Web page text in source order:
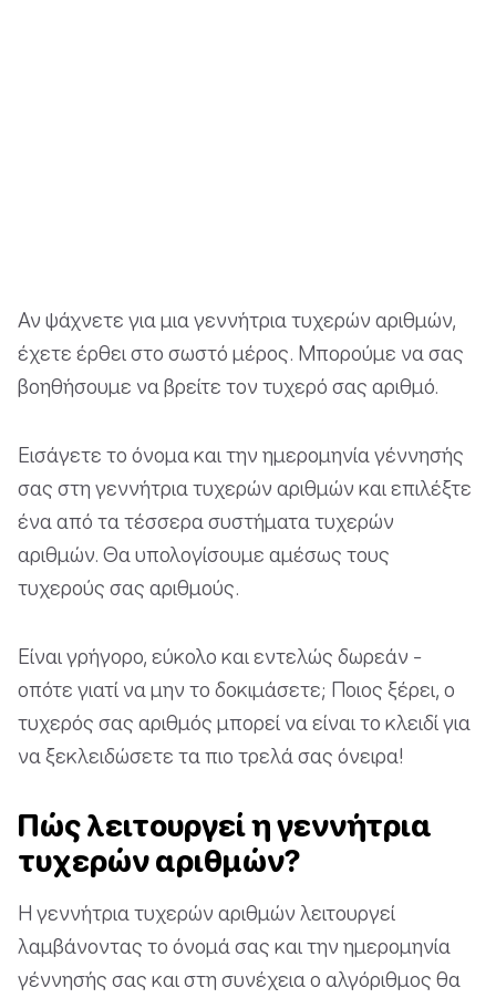
Αν ψάχνετε για μια γεννήτρια τυχερών αριθμών,
έχετε έρθει στο σωστό μέρος. Μπορούμε να σας
βοηθήσουμε να βρείτε τον τυχερό σας αριθμό.
Εισάγετε το όνομα και την ημερομηνία γέννησής
σας στη γεννήτρια τυχερών αριθμών και επιλέξτε
ένα από τα τέσσερα συστήματα τυχερών
αριθμών. Θα υπολογίσουμε αμέσως τους
τυχερούς σας αριθμούς.
Είναι γρήγορο, εύκολο και εντελώς δωρεάν -
οπότε γιατί να μην το δοκιμάσετε; Ποιος ξέρει, ο
τυχερός σας αριθμός μπορεί να είναι το κλειδί για
να ξεκλειδώσετε τα πιο τρελά σας όνειρα!
Πώς λειτουργεί η γεννήτρια
τυχερών αριθμών?
Η γεννήτρια τυχερών αριθμών λειτουργεί
λαμβάνοντας το όνομά σας και την ημερομηνία
γέννησής σας και στη συνέχεια ο αλγόριθμος θα